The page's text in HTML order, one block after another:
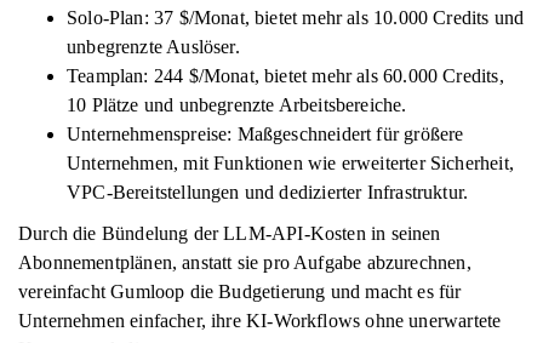
Solo-Plan: 37 $/Monat, bietet mehr als 10.000 Credits und
unbegrenzte Auslöser.
Teamplan: 244 $/Monat, bietet mehr als 60.000 Credits,
10 Plätze und unbegrenzte Arbeitsbereiche.
Unternehmenspreise: Maßgeschneidert für größere
Unternehmen, mit Funktionen wie erweiterter Sicherheit,
VPC-Bereitstellungen und dedizierter Infrastruktur.
Durch die Bündelung der LLM-API-Kosten in seinen
Abonnementplänen, anstatt sie pro Aufgabe abzurechnen,
vereinfacht Gumloop die Budgetierung und macht es für
Unternehmen einfacher, ihre KI-Workflows ohne unerwartete